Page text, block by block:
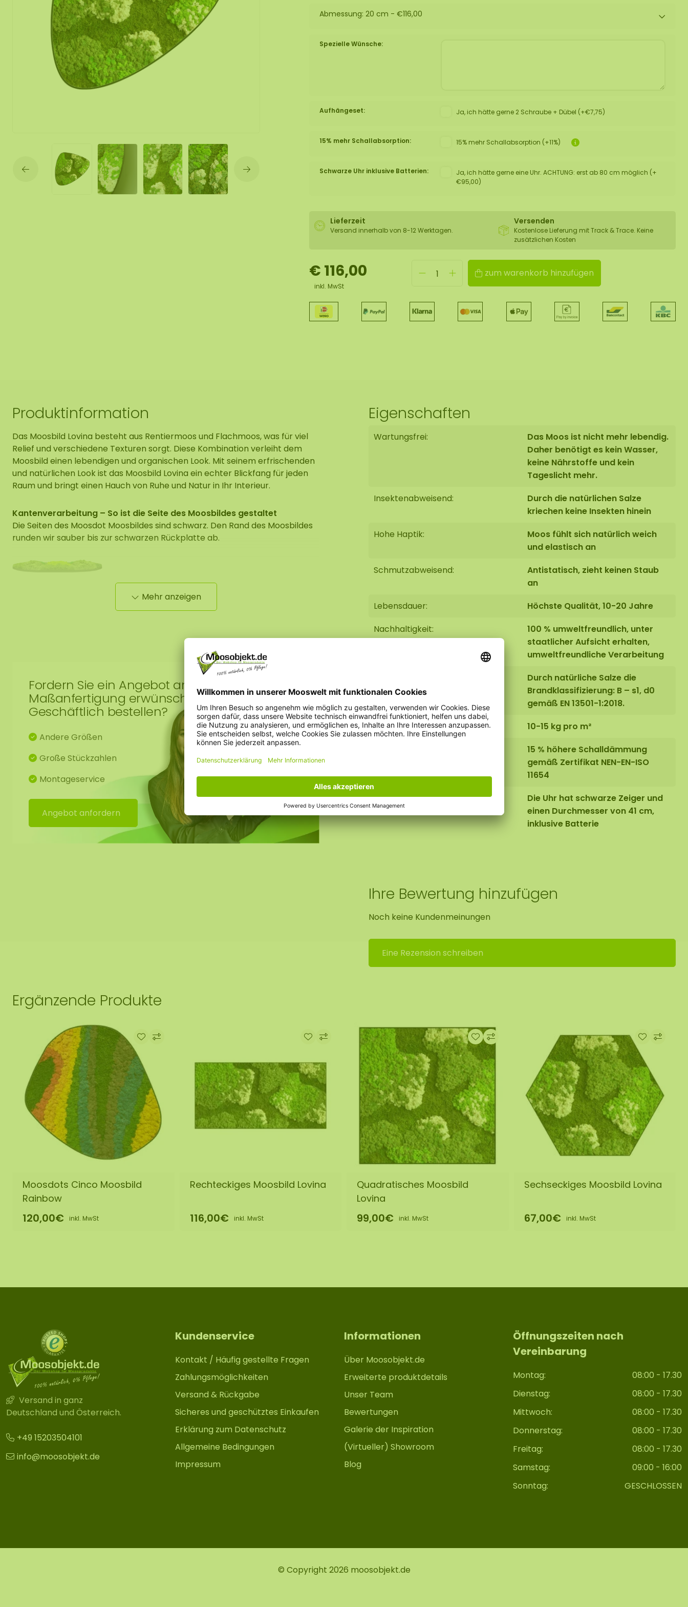
Mobile und flexible Mooswand
Moos Spiegel
Abmessung: 20 cm - €116,00
Spezielle Wünsche:
Aufhängeset: Ja, ich hätte gerne 2 Schraube + Dübel (+€7,75)
15% mehr Schallabsorption: 15% mehr Schallabsorption (+11%)
Schwarze Uhr inklusive Batterien:
Ja, ich hätte gerne eine Uhr. ACHTUNG: erst ab 80 cm möglich (+
€95,00)
Lieferzeit
Versand innerhalb von 8-12 Werktagen.
Versenden
Kostenlose Lieferung mit Track & Trace. Keine
zusätzlichen Kosten
€ 116,00
inkl. MwSt
zum warenkorb hinzufügen
Produktinformation
Das Moosbild Lovina besteht aus Rentiermoos und Flachmoos, was für viel
Relief und verschiedene Texturen sorgt. Diese Kombination verleiht dem
Moosbild einen lebendigen und organischen Look. Mit seinem erfrischenden
und natürlichen Look ist das Moosbild Lovina ein echter Blickfang für jeden
Raum und bringt einen Hauch von Ruhe und Natur in Ihr Interieur.
Kantenverarbeitung – So ist die Seite des Moosbildes gestaltet
Die Seiten des Moosdot Moosbildes sind schwarz. Den Rand des Moosbildes
runden wir sauber bis zur schwarzen Rückplatte ab.
Die Maße werden an der breitesten Stelle gemessen.
das Muster eines Moosbildes in der Größe 100 cm. Da es sich um ein
Sie eine andere Größe benötigen? Bitte kontaktieren Sie uns unter
Mehr anzeigen
Fordern Sie ein Angebot an!
Maßanfertigung erwünscht?
Geschäftlich bestellen?
Andere Größen
Große Stückzahlen
Montageservice
Angebot anfordern
Eigenschaften
Wartungsfrei:
Das Moos ist nicht mehr lebendig.
Daher benötigt es kein Wasser,
keine Nährstoffe und kein
Tageslicht mehr.
Insektenabweisend:
Durch die natürlichen Salze
kriechen keine Insekten hinein
Hohe Haptik:
Moos fühlt sich natürlich weich
und elastisch an
Schmutzabweisend:
Antistatisch, zieht keinen Staub
an
Lebensdauer:
Höchste Qualität, 10-20 Jahre
Nachhaltigkeit:
100 % umweltfreundlich, unter
staatlicher Aufsicht erhalten,
umweltfreundliche Verarbeitung
Durch natürliche Salze die
Brandklassifizierung: B – s1, d0
gemäß EN 13501-1:2018.
Gewicht:
10-15 kg pro m²
15 % höhere Schalldämmung
gemäß Zertifikat NEN-EN-ISO
11654
Option Uhr:
Die Uhr hat schwarze Zeiger und
einen Durchmesser von 41 cm,
inklusive Batterie
Ihre Bewertung hinzufügen
Noch keine Kundenmeinungen
Eine Rezension schreiben
Ergänzende Produkte
Moosdots Cinco Moosbild
Rainbow
120,00€ inkl. MwSt
Rechteckiges Moosbild Lovina
116,00€ inkl. MwSt
Quadratisches Moosbild
Lovina
99,00€ inkl. MwSt
Sechseckiges Moosbild Lovina
67,00€ inkl. MwSt
Versand in ganz
Deutschland und Österreich.
+49 15203504101
info@moosobjekt.de
Kundenservice
Kontakt / Häufig gestellte Fragen
Zahlungsmöglichkeiten
Versand & Rückgabe
Sicheres und geschütztes Einkaufen
Erklärung zum Datenschutz
Allgemeine Bedingungen
Impressum
Informationen
Über Moosobjekt.de
Erweiterte produktdetails
Unser Team
Bewertungen
Galerie der Inspiration
(Virtueller) Showroom
Blog
Öffnungszeiten nach
Vereinbarung
Montag:
08:00 - 17.30
Dienstag:
08:00 - 17.30
Mittwoch:
08:00 - 17.30
Donnerstag:
08:00 - 17.30
Freitag:
08:00 - 17.30
Samstag:
09:00 - 16:00
Sonntag:
GESCHLOSSEN
© Copyright 2026 moosobjekt.de